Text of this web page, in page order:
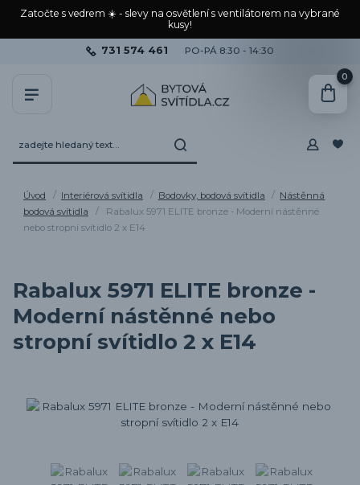
Zatočte s vedrem ☀️ - slevy na osvětlení s ventilátorem na vybrané
kusy!
731 574 461 PO-PÁ 8:30 - 14:30
0
Úvod Interiérová svítidla Bodovky, bodová svítidla
Nástěnná
bodová svítidla
Rabalux 5971 ELITE bronze - Moderní nástěnné
nebo stropní svítidlo 2 x E14
Rabalux 5971 ELITE bronze -
Moderní nástěnné nebo
stropní svítidlo 2 x E14